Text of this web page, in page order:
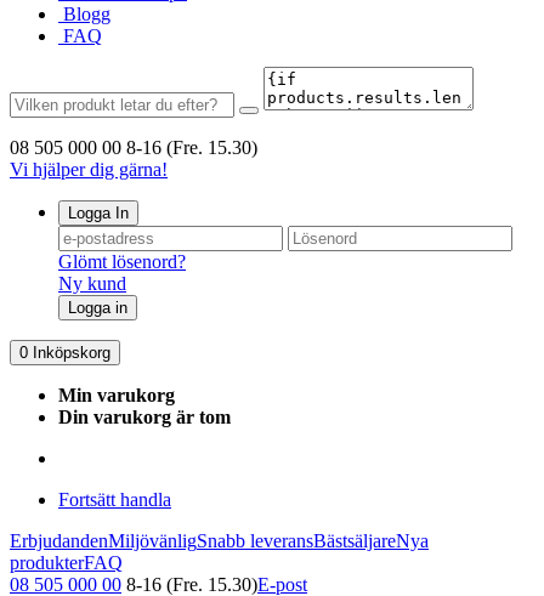
Blogg
FAQ
08 505 000 00 8-16 (Fre. 15.30)
Vi hjälper dig gärna!
Logga In
Glömt lösenord?
Ny kund
Logga in
0 Inköpskorg
Min varukorg
Din varukorg är tom
Fortsätt handla
ErbjudandenMiljövänligSnabb leveransBästsäljareNya
produkterFAQ
08 505 000 00 8-16 (Fre. 15.30)E-post